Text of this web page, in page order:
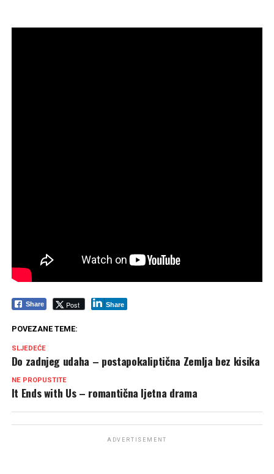
Share Post Share
POVEZANE TEME:
SLJEDEĆE
Do zadnjeg udaha – postapokaliptična Zemlja bez kisika
NE PROPUSTITE
It Ends with Us – romantična ljetna drama
ADVERTISEMENT